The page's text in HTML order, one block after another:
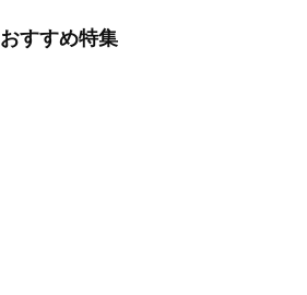
おすすめ特集